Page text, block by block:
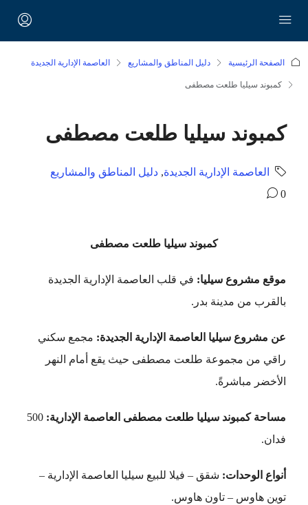
الصفحة الرئيسية دليل المناطق والمشاريع العاصمة الإدارية الجديدة
كمبوند سيليا طلعت مصطفى
كمبوند سيليا طلعت مصطفى
العاصمة الإدارية الجديدة, دليل المناطق والمشاريع
0
كمبوند سيليا طلعت مصطفى
موقع مشروع سيليا: في قلب العاصمة الإدارية الجديدة
بالقرب من مدينة بدر.
عن مشروع سيليا العاصمة الإدارية الجديدة: مجمع سكني
راقي من مجموعة طلعت مصطفى حيث يقع أمام النهر
الأخضر مباشرةً.
مساحة كمبوند سيليا طلعت مصطفى العاصمة الإدارية: 500
فدان.
أنواع الوحدات: شقق – فيلا للبيع سيليا العاصمة الإدارية –
توين هاوس – تاون هاوس.